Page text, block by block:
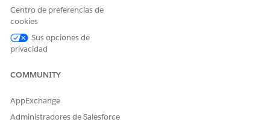
Consideraciones para la configuración de la metodología
de ventas
Revise consideraciones importantes antes de configurar
una metodología de ventas.
Para que sus representantes de ventas comiencen a
utilizando una metodología de ventas, active y active una
metodología.
Centro de preferencias de
cookies
Sus opciones de
privacidad
COMMUNITY
AppExchange
Administradores de Salesforce